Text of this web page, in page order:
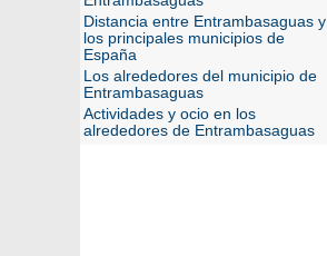
Distancia entre Entrambasaguas y
los principales municipios de
España
Los alrededores del municipio de
Entrambasaguas
Actividades y ocio en los
alrededores de Entrambasaguas